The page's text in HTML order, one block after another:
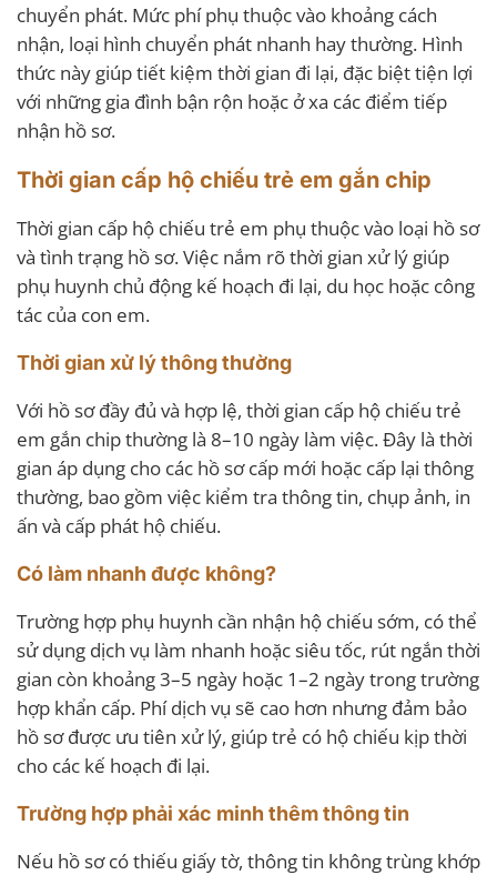
chuyển phát. Mức phí phụ thuộc vào khoảng cách
nhận, loại hình chuyển phát nhanh hay thường. Hình
thức này giúp tiết kiệm thời gian đi lại, đặc biệt tiện lợi
với những gia đình bận rộn hoặc ở xa các điểm tiếp
nhận hồ sơ.
Thời gian cấp hộ chiếu trẻ em gắn chip
Thời gian cấp hộ chiếu trẻ em phụ thuộc vào loại hồ sơ
và tình trạng hồ sơ. Việc nắm rõ thời gian xử lý giúp
phụ huynh chủ động kế hoạch đi lại, du học hoặc công
tác của con em.
Thời gian xử lý thông thường
Với hồ sơ đầy đủ và hợp lệ, thời gian cấp hộ chiếu trẻ
em gắn chip thường là 8–10 ngày làm việc. Đây là thời
gian áp dụng cho các hồ sơ cấp mới hoặc cấp lại thông
thường, bao gồm việc kiểm tra thông tin, chụp ảnh, in
ấn và cấp phát hộ chiếu.
Có làm nhanh được không?
Trường hợp phụ huynh cần nhận hộ chiếu sớm, có thể
sử dụng dịch vụ làm nhanh hoặc siêu tốc, rút ngắn thời
gian còn khoảng 3–5 ngày hoặc 1–2 ngày trong trường
hợp khẩn cấp. Phí dịch vụ sẽ cao hơn nhưng đảm bảo
hồ sơ được ưu tiên xử lý, giúp trẻ có hộ chiếu kịp thời
cho các kế hoạch đi lại.
Trường hợp phải xác minh thêm thông tin
Nếu hồ sơ có thiếu giấy tờ, thông tin không trùng khớp